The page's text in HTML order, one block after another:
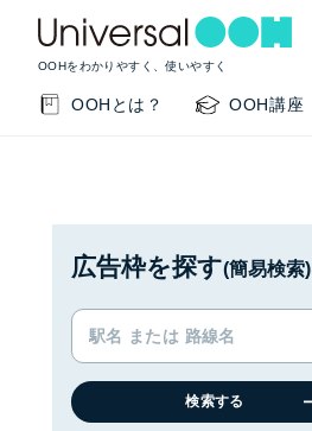
OOHをわかりやすく、使いやすく
OOHとは？ OOH講座
KEYWORD SEARCH
GUIDE
広告枠を探す(簡易検索)
検索する